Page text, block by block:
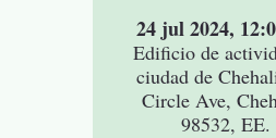
24 jul 2024,
Edificio de
ciudad de
Circle Ave,
98532, EE.